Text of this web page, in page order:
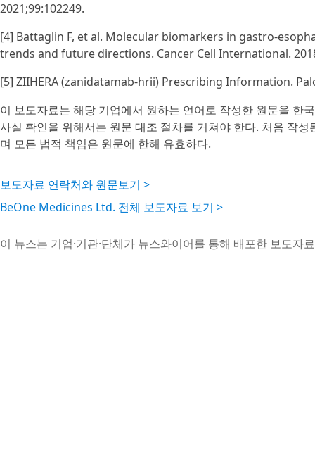
2021;99:102249.
[4] Battaglin F, et al. Molecular biomarkers in gastro-
trends and future directions. Cancer Cell International.
[5] ZIIHERA (zanidatamab-hrii) Prescribing Information.
이 보도자료는 해당 기업에서 원하는 언어로 작성한 원문을 한
사실 확인을 위해서는 원문 대조 절차를 거쳐야 한다. 처음 작
며 모든 법적 책임은 원문에 한해 유효하다.
보도자료 연락처와 원문보기 >
BeOne Medicines Ltd. 전체 보도자료 보기 >
이 뉴스는 기업·기관·단체가 뉴스와이어를 통해 배포한 보도자